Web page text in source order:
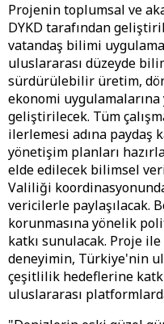
Projenin toplumsal ve
DYKD tarafından
vatandaş bilimi
uluslararası düzeyde
sürdürülebilir üretim,
ekonomi
geliştirilecek. Tüm
ilerlemesi adına paydaş
yönetişim planları
elde edilecek bilimsel
Valiliği
vericilerle paylaşılacak.
korunmasına yönelik
katkı sunulacak. Proje
deneyimin, Türkiye'nin
çeşitlilik hedeflerine
uluslararası